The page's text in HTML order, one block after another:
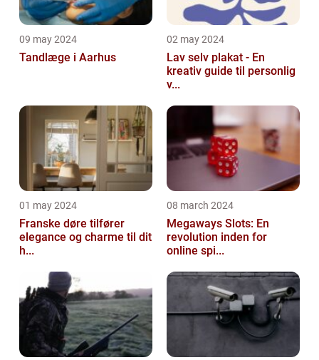
09 may 2024
Tandlæge i Aarhus
02 may 2024
Lav selv plakat - En
kreativ guide til personlig
v...
01 may 2024
Franske døre tilfører
elegance og charme til dit
h...
08 march 2024
Megaways Slots: En
revolution inden for
online spi...